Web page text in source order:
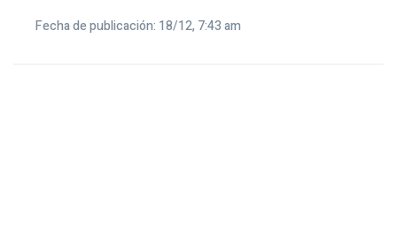
Fecha de publicación: 18/12, 7:43 am